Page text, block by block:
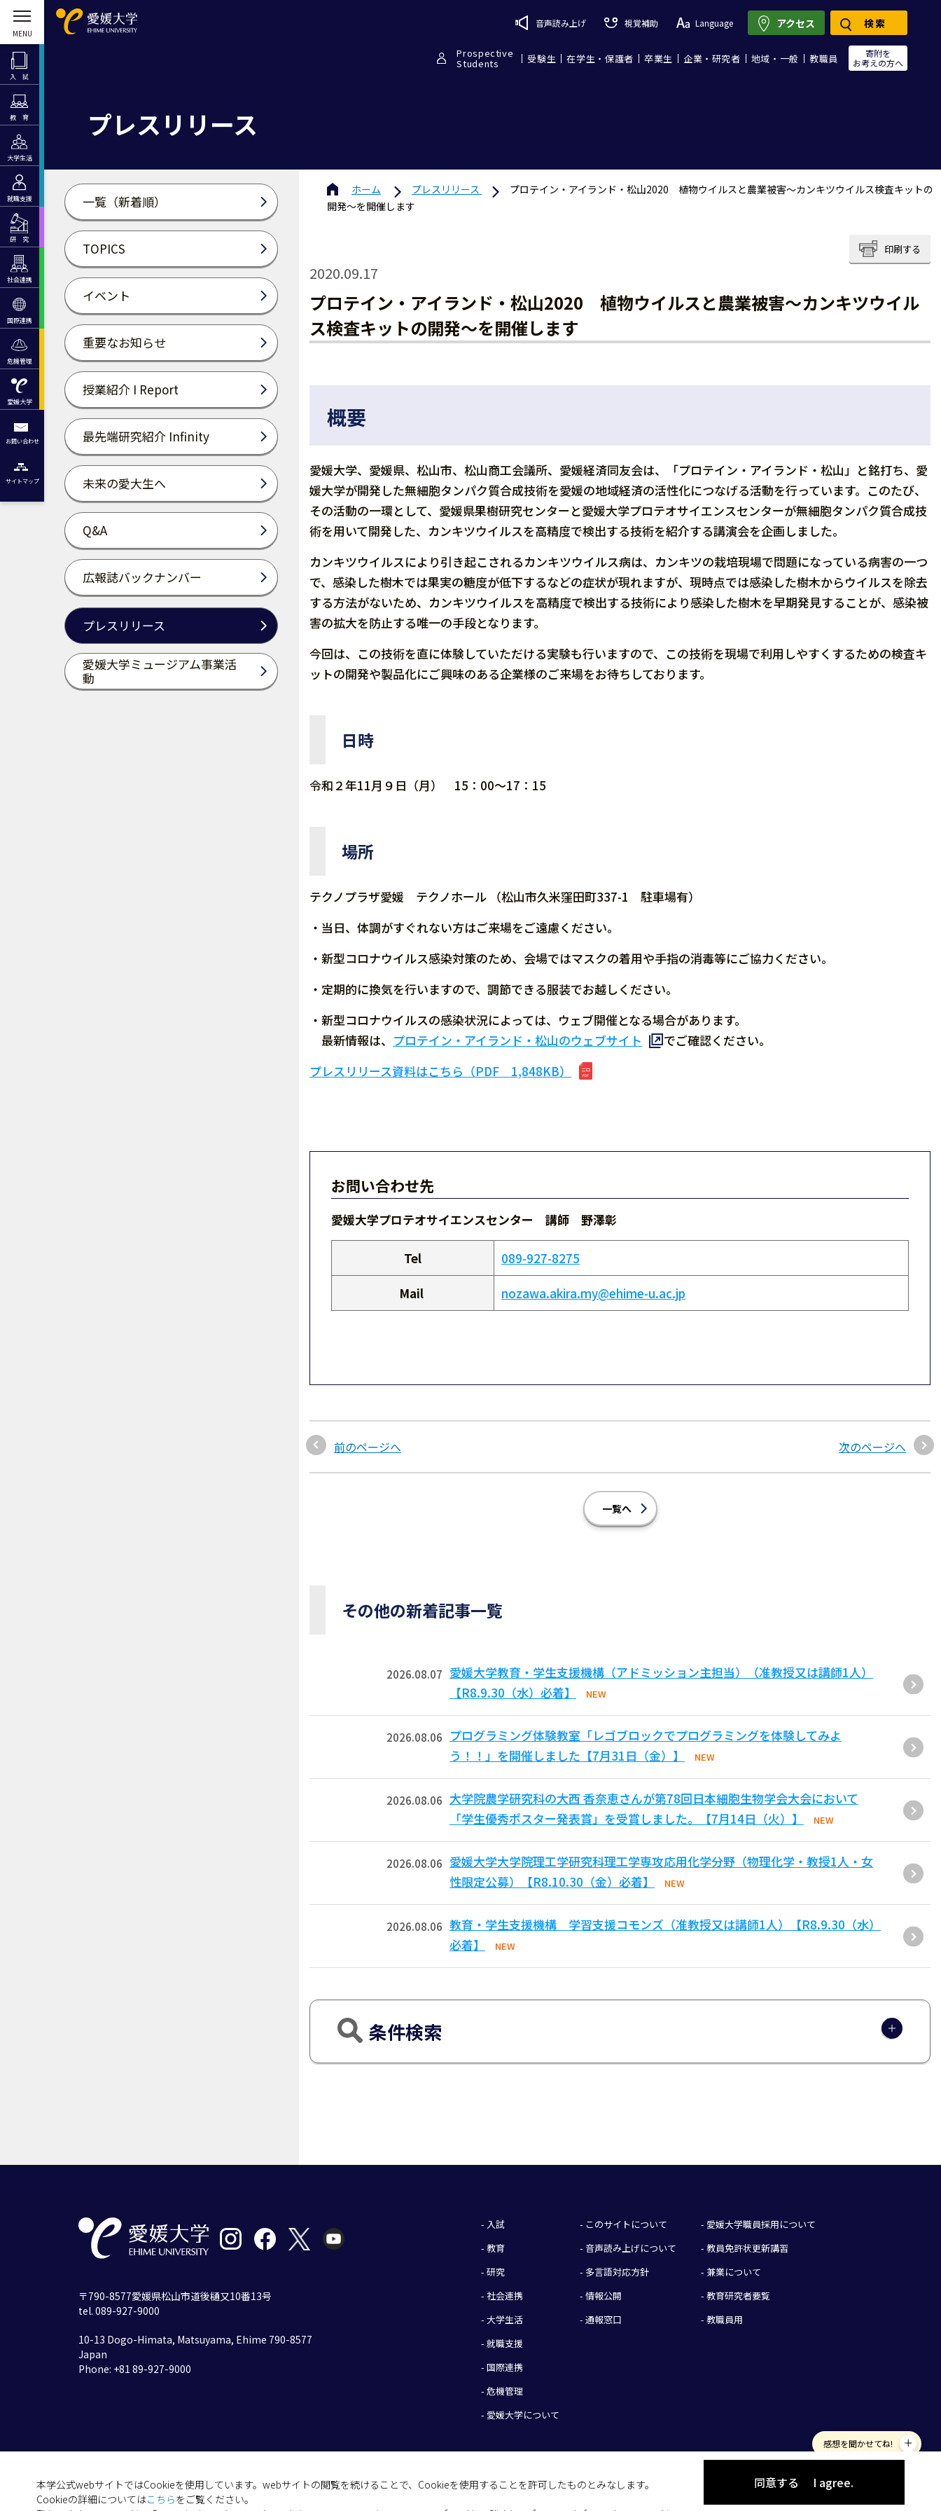
入 試
教 育
大学生活
就職支援
研 究
社会連携
国際連携
危機管理
愛媛大学
お問い合わせ
サイトマップ
音声読み上げ 視覚補助 Language
Prospective
Students 受験生 在学生・保護者 卒業生 企業・研究者 地域・一般 教職員
寄附を
お考えの方へ
アクセス 検索
プレスリリース
一覧（新着順）
TOPICS
イベント
重要なお知らせ
授業紹介 I Report
最先端研究紹介 Infinity
未来の愛大生へ
Q&A
広報誌バックナンバー
プレスリリース
愛媛大学ミュージアム事業活
動
ホーム プレスリリース
プロテイン・アイランド・松山2020 植物ウイルスと農業被害〜カンキツウイルス検査キットの
開発〜を開催します
印刷する
2020.09.17
プロテイン・アイランド・松山2020 植物ウイルスと農業被害〜カンキツウイル
ス検査キットの開発〜を開催します
概要
愛媛大学、愛媛県、松山市、松山商工会議所、愛媛経済同友会は、「プロテイン・アイランド・松山」と銘打ち、愛
媛大学が開発した無細胞タンパク質合成技術を愛媛の地域経済の活性化につなげる活動を行っています。このたび、
その活動の一環として、愛媛県果樹研究センターと愛媛大学プロテオサイエンスセンターが無細胞タンパク質合成技
術を用いて開発した、カンキツウイルスを高精度で検出する技術を紹介する講演会を企画しました。
カンキツウイルスにより引き起こされるカンキツウイルス病は、カンキツの栽培現場で問題になっている病害の一つ
で、感染した樹木では果実の糖度が低下するなどの症状が現れますが、現時点では感染した樹木からウイルスを除去
する方法がないため、カンキツウイルスを高精度で検出する技術により感染した樹木を早期発見することが、感染被
害の拡大を防止する唯一の手段となります。
今回は、この技術を直に体験していただける実験も行いますので、この技術を現場で利用しやすくするための検査キ
ットの開発や製品化にご興味のある企業様のご来場をお待ちしております。
日時
令和２年11月９日（月） 15：00～17：15
場所
テクノプラザ愛媛 テクノホール （松山市久米窪田町337-1 駐車場有）
・当日、体調がすぐれない方はご来場をご遠慮ください。
・新型コロナウイルス感染対策のため、会場ではマスクの着用や手指の消毒等にご協力ください。
・定期的に換気を行いますので、調節できる服装でお越しください。
・新型コロナウイルスの感染状況によっては、ウェブ開催となる場合があります。
最新情報は、 プロテイン・アイランド・松山のウェブサイト
でご確認ください。
プレスリリース資料はこちら（PDF 1,848KB）
お問い合わせ先
愛媛大学プロテオサイエンスセンター 講師 野澤彰
Tel
089-927-8275
Mail
nozawa.akira.my@ehime-u.ac.jp
前のページへ 次のページへ
一覧へ
その他の新着記事一覧
2026.08.07 愛媛大学教育・学生支援機構（アドミッション主担当）（准教授又は講師1人）
【R8.9.30（水）必着】
NEW
2026.08.06
プログラミング体験教室「レゴブロックでプログラミングを体験してみよ
う！！」を開催しました【7月31日（金）】
NEW
2026.08.06 大学院農学研究科の大西 香奈恵さんが第78回日本細胞生物学会大会において
「学生優秀ポスター発表賞」を受賞しました。【7月14日（火）】
NEW
2026.08.06 愛媛大学大学院理工学研究科理工学専攻応用化学分野（物理化学・教授1人・女
性限定公募）【R8.10.30（金）必着】
NEW
2026.08.06 教育・学生支援機構 学習支援コモンズ（准教授又は講師1人）【R8.9.30（水）
必着】
NEW
条件検索
本学公式webサイトではCookieを使用しています。webサイトの閲覧を続けることで、Cookieを使用することを許可したものとみなします。
Cookieの詳細についてはこちらをご覧ください。
同意する I agree.
感想を聞かせてね!
- 入試
- 教育
- 研究
- 社会連携
- 大学生活
- 就職支援
- 国際連携
- 危機管理
- 愛媛大学について
- このサイトについて
- 音声読み上げについて
- 多言語対応方針
- 情報公開
- 通報窓口
- 愛媛大学職員採用について
- 教員免許状更新講習
- 兼業について
- 教育研究者要覧
- 教職員用
〒790-8577愛媛県松山市道後樋又10番13号
tel. 089-927-9000
10-13 Dogo-Himata, Matsuyama, Ehime 790-8577
Japan
Phone: +81 89-927-9000
(C) 2026 Ehime University.